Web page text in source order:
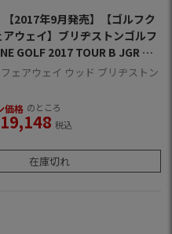
【2017年9月発売】【ゴルフク
ウェイ】ブリヂストンゴルフ
GOLF 2017 TOUR B JGR フ
ッド [TourAD IZ-5シャフト装
)
ェアウェイ ウッド ブリヂストン
価格 のところ
19,148 税込
在庫切れ